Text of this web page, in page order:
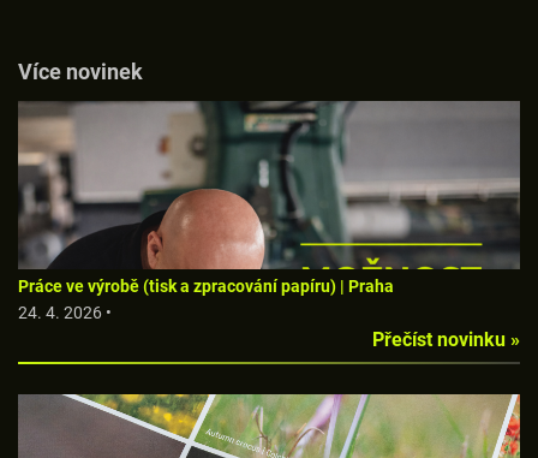
Více novinek
Práce ve výrobě (tisk a zpracování papíru) | Praha
24. 4. 2026 •
Přečíst novinku »